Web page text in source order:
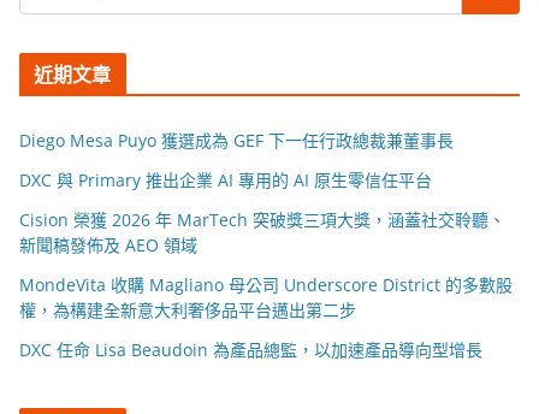
近期文章
Diego Mesa Puyo 獲選成為 GEF 下一任行政總裁兼董事長
DXC 與 Primary 推出企業 AI 專用的 AI 原生零信任平台
Cision 榮獲 2026 年 MarTech 突破獎三項大獎，涵蓋社交聆聽、
新聞稿發佈及 AEO 領域
MondeVita 收購 Magliano 母公司 Underscore District 的多數股
權，為構建全新意大利奢侈品平台邁出第二步
DXC 任命 Lisa Beaudoin 為產品總監，以加速產品導向型增長